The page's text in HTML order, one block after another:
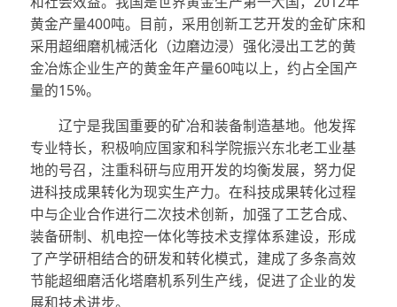
黄金产量400吨。目前，采用创新工艺开发的金矿床和
采用超细磨机械活化（边磨边浸）强化浸出工艺的黄
金冶炼企业生产的黄金年产量60吨以上，约占全国产
量的15%。
辽宁是我国重要的矿冶和装备制造基地。他发挥
专业特长，积极响应国家和科学院振兴东北老工业基
地的号召，注重科研与应用开发的均衡发展，努力促
进科技成果转化为现实生产力。在科技成果转化过程
中与企业合作进行二次技术创新，加强了工艺合成、
装备研制、机电控一体化等技术支撑体系建设，形成
了产学研相结合的研发和转化模式，建成了多条高效
节能超细磨活化塔磨机系列生产线，促进了企业的发
展和技术进步。